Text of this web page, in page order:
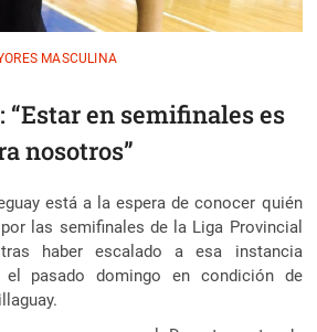
MASCULINA
“Estar en semifinales es
nosotros”
está a la espera de conocer quién
las semifinales de la Liga Provincial
haber escalado a esa instancia
el pasado domingo en condición de